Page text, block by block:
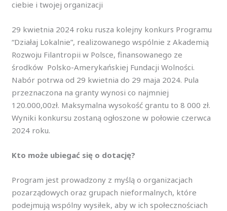
ciebie i twojej organizacji
29 kwietnia 2024 roku rusza kolejny konkurs Programu
“Działaj Lokalnie”, realizowanego wspólnie z Akademią
Rozwoju Filantropii w Polsce, finansowanego ze
środków Polsko-Amerykańskiej Fundacji Wolności.
Nabór potrwa od 29 kwietnia do 29 maja 2024. Pula
przeznaczona na granty wynosi co najmniej
120.000,00zł. Maksymalna wysokość grantu to 8 000 zł.
Wyniki konkursu zostaną ogłoszone w połowie czerwca
2024 roku.
Kto może ubiegać się o dotację?
Program jest prowadzony z myślą o organizacjach
pozarządowych oraz grupach nieformalnych, które
podejmują wspólny wysiłek, aby w ich społecznościach